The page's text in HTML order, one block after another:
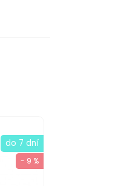
do 7 dní
- 9 %